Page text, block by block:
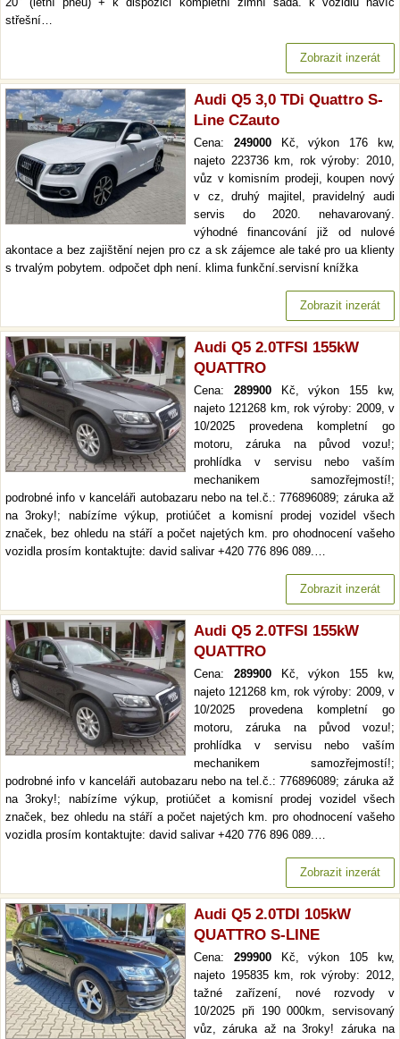
střešní…
Zobrazit inzerát
Audi Q5 3,0 TDi Quattro S-
Line CZauto
Cena: 249000Kč, výkon 176 kw,
najeto 223736 km, rok výroby: 2010,
vůz v komisním prodeji, koupen nový
v cz, druhý majitel, pravidelný audi
servis do 2020. nehavarovaný.
výhodné financování již od nulové
akontace a bez zajištění nejen pro cz a sk zájemce ale také pro ua klienty
s trvalým pobytem. odpočet dph není. klima funkční.servisní knížka
Zobrazit inzerát
Audi Q5 2.0TFSI 155kW
QUATTRO
Cena: 289900Kč, výkon 155 kw,
najeto 121268 km, rok výroby: 2009, v
10/2025 provedena kompletní go
motoru, záruka na původ vozu!;
prohlídka v servisu nebo vaším
mechanikem samozřejmostí!;
podrobné info v kanceláři autobazaru nebo na tel.č.: 776896089; záruka až
na 3roky!; nabízíme výkup, protiúčet a komisní prodej vozidel všech
značek, bez ohledu na stáří a počet najetých km. pro ohodnocení vašeho
vozidla prosím kontaktujte: david salivar +420 776 896 089.…
Zobrazit inzerát
Audi Q5 2.0TFSI 155kW
QUATTRO
Cena: 289900Kč, výkon 155 kw,
najeto 121268 km, rok výroby: 2009, v
10/2025 provedena kompletní go
motoru, záruka na původ vozu!;
prohlídka v servisu nebo vaším
mechanikem samozřejmostí!;
podrobné info v kanceláři autobazaru nebo na tel.č.: 776896089; záruka až
na 3roky!; nabízíme výkup, protiúčet a komisní prodej vozidel všech
značek, bez ohledu na stáří a počet najetých km. pro ohodnocení vašeho
vozidla prosím kontaktujte: david salivar +420 776 896 089.…
Zobrazit inzerát
Audi Q5 2.0TDI 105kW
QUATTRO S-LINE
Cena: 299900Kč, výkon 105 kw,
najeto 195835 km, rok výroby: 2012,
tažné zařízení, nové rozvody v
10/2025 při 190 000km, servisovaný
vůz, záruka až na 3roky! záruka na